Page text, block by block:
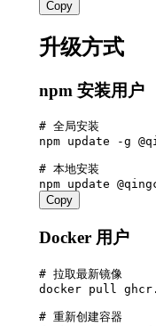
Copy
升级方式
npm 安装用户
# 全局安装
npm update -g
# 本地安装
Copy
Docker 用户
# 拉取最新镜像
docker pull
# 重新创建容器